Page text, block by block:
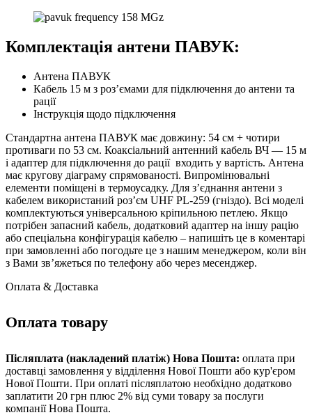
Комплектація антени ПАВУК:
Антена ПАВУК
Кабель 15 м з роз’ємами для підключення до антени та
рації
Інструкція щодо підключення
Стандартна антена ПАВУК має довжину: 54 см + чотири
противаги по 53 см. Коаксіальний антенний кабель ВЧ — 15 м
і адаптер для підключення до рації входить у вартість. Антена
має кругову діаграму спрямованості. Випромінювальні
елементи поміщені в термоусадку. Для з’єднання антени з
кабелем використаний роз’єм UHF PL-259 (гніздо). Всі моделі
комплектуються універсальною кріпильною петлею. Якщо
потрібен запасний кабель, додатковий адаптер на іншу рацію
або спеціальна конфігурація кабелю – напишіть це в коментарі
при замовленні або погодьте це з нашим менеджером, коли він
з Вами зв’яжеться по телефону або через месенджер.
Оплата & Доставка
Оплата товару
Післяплата (накладений платіж) Нова Пошта: оплата при
доставці замовлення у відділення Нової Пошти або кур'єром
Нової Пошти. При оплаті післяплатою необхідно додатково
заплатити 20 грн плюс 2% від суми товару за послуги
компанії Нова Пошта.